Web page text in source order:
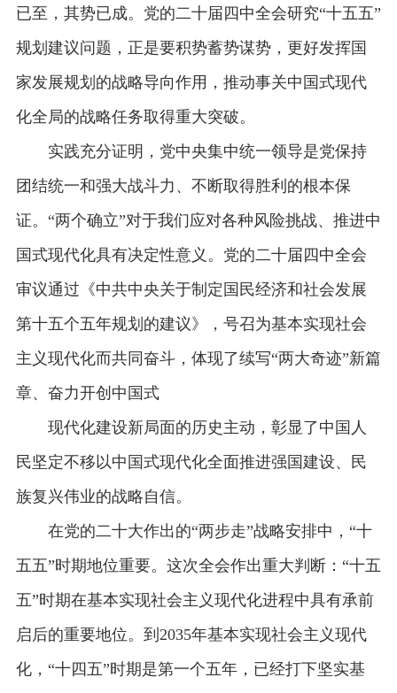
已至，其势已成。党的二十届四中全会研究“十五五”
规划建议问题，正是要积势蓄势谋势，更好发挥国
家发展规划的战略导向作用，推动事关中国式现代
化全局的战略任务取得重大突破。
实践充分证明，党中央集中统一领导是党保持
团结统一和强大战斗力、不断取得胜利的根本保
证。“两个确立”对于我们应对各种风险挑战、推进中
国式现代化具有决定性意义。党的二十届四中全会
审议通过《中共中央关于制定国民经济和社会发展
第十五个五年规划的建议》，号召为基本实现社会
主义现代化而共同奋斗，体现了续写“两大奇迹”新篇
章、奋力开创中国式
现代化建设新局面的历史主动，彰显了中国人
民坚定不移以中国式现代化全面推进强国建设、民
族复兴伟业的战略自信。
在党的二十大作出的“两步走”战略安排中，“十
五五”时期地位重要。这次全会作出重大判断：“十五
五”时期在基本实现社会主义现代化进程中具有承前
启后的重要地位。到2035年基本实现社会主义现代
化，“十四五”时期是第一个五年，已经打下坚实基